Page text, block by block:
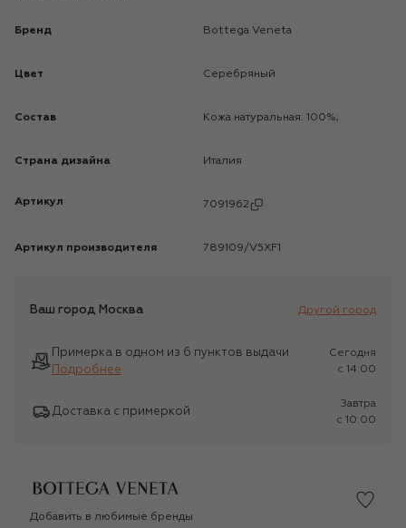
Бренд Bottega Veneta
Цвет Серебряный
Состав Кожа натуральная: 100%;
Страна дизайна Италия
Артикул 7091962
Артикул производителя 789109/V5XF1
Ваш город Москва Другой город
Примерка в одном из 6 пунктов выдачи
Подробнее
Сегодня
c 14:00
Доставка с примеркой
Завтра
c 10:00
Добавить в любимые бренды